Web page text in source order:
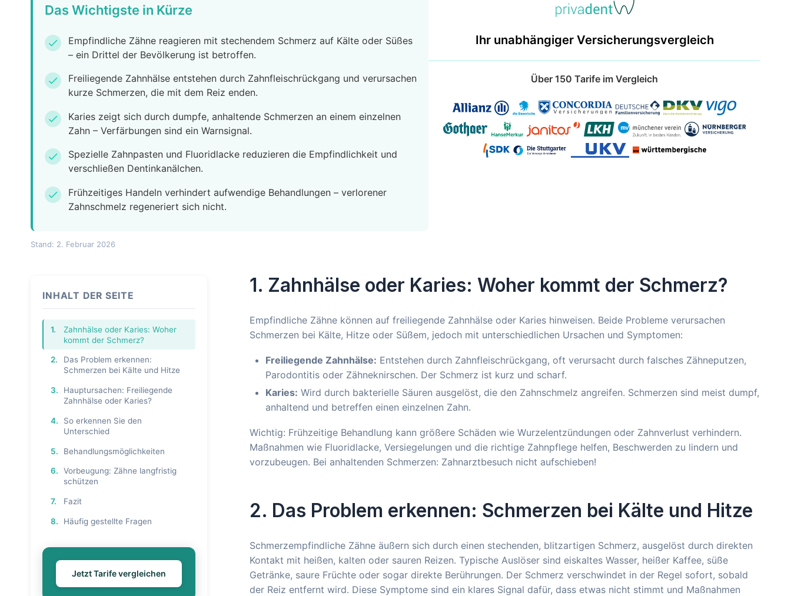
Das Wichtigste in Kürze
check
Empfindliche Zähne reagieren mit stechendem Schmerz auf Kälte oder Süßes
– ein Drittel der Bevölkerung ist betroffen.
check
Freiliegende Zahnhälse entstehen durch Zahnfleischrückgang und verursachen
kurze Schmerzen, die mit dem Reiz enden.
check
Karies zeigt sich durch dumpfe, anhaltende Schmerzen an einem einzelnen
Zahn – Verfärbungen sind ein Warnsignal.
check
Spezielle Zahnpasten und Fluoridlacke reduzieren die Empfindlichkeit und
verschließen Dentinkanälchen.
check
Frühzeitiges Handeln verhindert aufwendige Behandlungen – verlorener
Zahnschmelz regeneriert sich nicht.
Stand: 2. Februar 2026
Ihr unabhängiger Versicherungsvergleich
Über 150 Tarife im Vergleich
INHALT DER SEITE
1.
Zahnhälse oder Karies: Woher
kommt der Schmerz?
2.
Das Problem erkennen:
Schmerzen bei Kälte und Hitze
3.
Hauptursachen: Freiliegende
Zahnhälse oder Karies?
4.
So erkennen Sie den
Unterschied
5. Behandlungsmöglichkeiten
6.
Vorbeugung: Zähne langfristig
schützen
7. Fazit
8. Häufig gestellte Fragen
Jetzt Tarife vergleichen
1. Zahnhälse oder Karies: Woher kommt der Schmerz?
Empfindliche Zähne können auf freiliegende Zahnhälse oder Karies hinweisen. Beide Probleme verursachen
Schmerzen bei Kälte, Hitze oder Süßem, jedoch mit unterschiedlichen Ursachen und Symptomen:
Freiliegende Zahnhälse: Entstehen durch Zahnfleischrückgang, oft verursacht durch falsches Zähneputzen,
Parodontitis oder Zähneknirschen. Der Schmerz ist kurz und scharf.
Karies: Wird durch bakterielle Säuren ausgelöst, die den Zahnschmelz angreifen. Schmerzen sind meist dumpf,
anhaltend und betreffen einen einzelnen Zahn.
Wichtig: Frühzeitige Behandlung kann größere Schäden wie Wurzelentzündungen oder Zahnverlust verhindern.
Maßnahmen wie Fluoridlacke, Versiegelungen und die richtige Zahnpflege helfen, Beschwerden zu lindern und
vorzubeugen. Bei anhaltenden Schmerzen: Zahnarztbesuch nicht aufschieben!
2. Das Problem erkennen: Schmerzen bei Kälte und Hitze
Schmerzempfindliche Zähne äußern sich durch einen stechenden, blitzartigen Schmerz, ausgelöst durch direkten
Kontakt mit heißen, kalten oder sauren Reizen. Typische Auslöser sind eiskaltes Wasser, heißer Kaffee, süße
Getränke, saure Früchte oder sogar direkte Berührungen. Der Schmerz verschwindet in der Regel sofort, sobald
der Reiz entfernt wird. Diese Symptome sind ein klares Signal dafür, dass etwas nicht stimmt und Maßnahmen